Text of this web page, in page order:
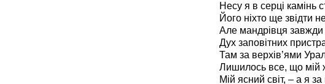
Несу я в серці камінь
Його ніхто ще звідти
Але мандрівця завжди
Дух заповітних
Там за верхів’ями
Лишилось все, що мій
Мій ясний світ, – а я за